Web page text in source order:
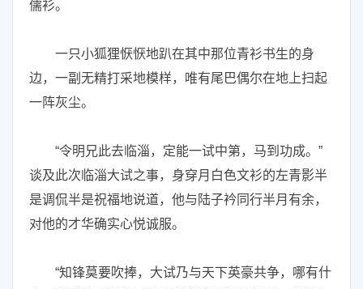
儒衫。
一只小狐狸恹恹地趴在其中那位青衫书生的身
边，一副无精打采地模样，唯有尾巴偶尔在地上扫起
一阵灰尘。
“令明兄此去临淄，定能一试中第，马到功成。”
谈及此次临淄大试之事，身穿月白色文衫的左青影半
是调侃半是祝福地说道，他与陆子衿同行半月有余，
对他的才华确实心悦诚服。
“知锋莫要吹捧，大试乃与天下英豪共争，哪有什